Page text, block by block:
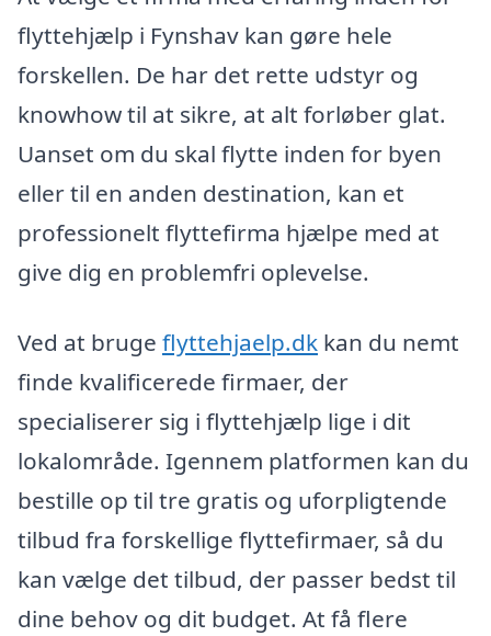
flyttehjælp i Fynshav kan gøre hele
forskellen. De har det rette udstyr og
knowhow til at sikre, at alt forløber glat.
Uanset om du skal flytte inden for byen
eller til en anden destination, kan et
professionelt flyttefirma hjælpe med at
give dig en problemfri oplevelse.
Ved at bruge flyttehjaelp.dk kan du nemt
finde kvalificerede firmaer, der
specialiserer sig i flyttehjælp lige i dit
lokalområde. Igennem platformen kan du
bestille op til tre gratis og uforpligtende
tilbud fra forskellige flyttefirmaer, så du
kan vælge det tilbud, der passer bedst til
dine behov og dit budget. At få flere